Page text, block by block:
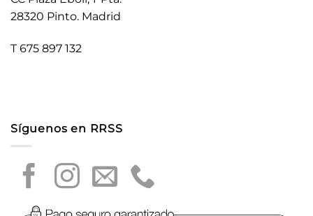
28320 Pinto. Madrid
T 675 897 132
Síguenos en RRSS